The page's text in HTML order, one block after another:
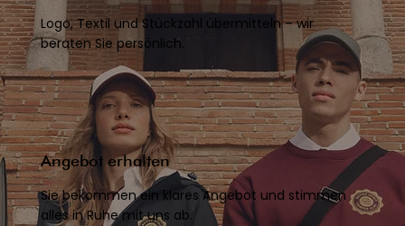
Logo, Textil und Stückzahl übermitteln – wir
beraten Sie persönlich.
Angebot erhalten
Sie bekommen ein klares Angebot und stimmen
alles in Ruhe mit uns ab.